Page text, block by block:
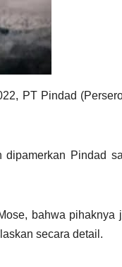
PT Pindad
dipamerkan Pindad
bahwa
secara detail.